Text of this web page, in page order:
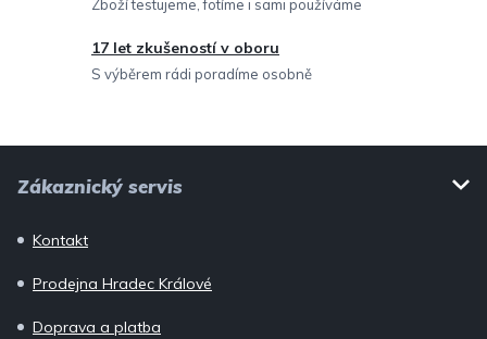
y
v
ý
Zboží testujeme, fotíme i sami používáme
17 let zkušeností v oboru
S výběrem rádi poradíme osobně
Zákaznický servis
Kontakt
Prodejna Hradec Králové
Doprava a platba